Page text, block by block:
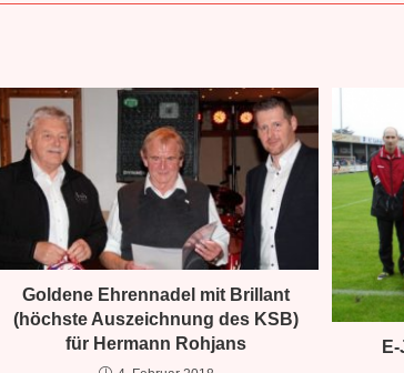
Goldene Ehrennadel mit Brillant
(höchste Auszeichnung des KSB)
für Hermann Rohjans
Weitere Sportarten